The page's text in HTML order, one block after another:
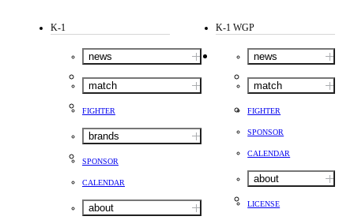
K-1
news
match
FIGHTER
brands
SPONSOR
CALENDAR
about
K-1 WGP
news
match
FIGHTER
SPONSOR
CALENDAR
about
LICENSE